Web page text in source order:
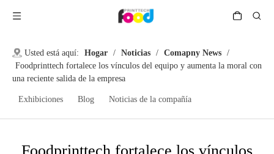
Usted está aquí: Hogar / Noticias / Comapny News /
Foodprinttech fortalece los vínculos del equipo y aumenta la moral con
una reciente salida de la empresa
Exhibiciones Blog Noticias de la compañía